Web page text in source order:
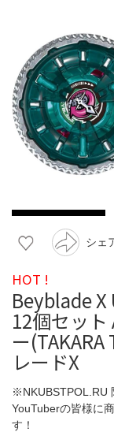
シェ
HOT !
Beyblade X
12個セッ
ー(TAKARA
レードX
※NKUBSTPOL.RU
YouTuberの皆様に
す！